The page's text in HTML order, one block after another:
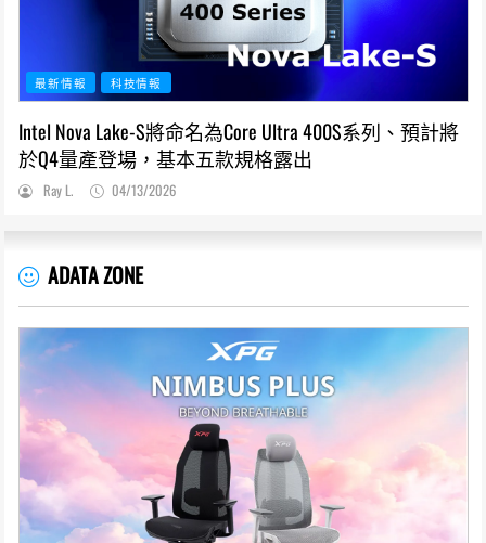
最新情報 科技情報
Intel Nova Lake-S將命名為Core Ultra 400S系列、預計將
於Q4量產登場，基本五款規格露出
Ray L. 04/13/2026
ADATA ZONE